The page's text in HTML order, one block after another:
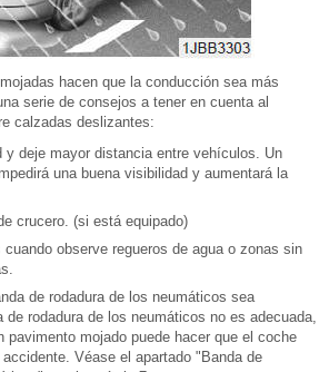
hacen que la conducción sea más
serie de consejos a tener en cuenta al
calzadas deslizantes:
y deje mayor distancia entre vehículos. Un
una buena visibilidad y aumentará la
crucero. (si está equipado)
observe regueros de agua o zonas sin
de rodadura de los neumáticos sea
de rodadura de los neumáticos no es adecuada,
pavimento mojado puede hacer que el coche
Véase el apartado "Banda de